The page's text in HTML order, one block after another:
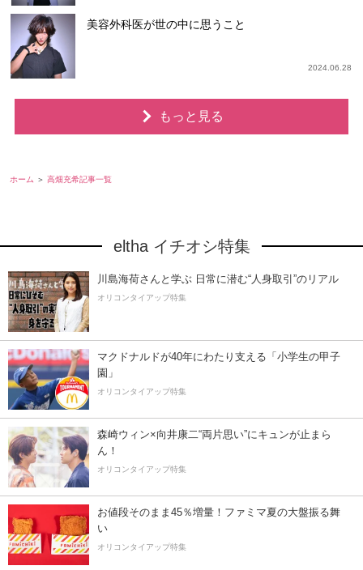
美容外科医が世の中に思うこと
2024.06.28
もっと見る
ホーム 高畑充希記事一覧
eltha イチオシ特集
川島海荷さんと学ぶ 日常に潜む“人身取引”のリアル
オリコンタイアップ特集
マクドナルドが40年にわたり支える「小学生の甲子
園」
オリコンタイアップ特集
森崎ウィン×向井康二“両片思い”にキュンが止まら
ん！
オリコンタイアップ特集
お値段そのまま45％増量！ファミマ夏の大盤振る舞
い
オリコンタイアップ特集